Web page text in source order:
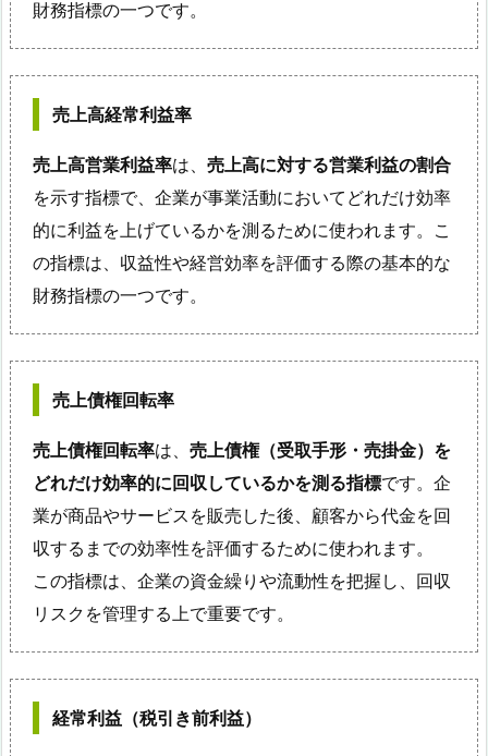
財務指標の一つです。
売上高経常利益率
売上高営業利益率は、 売上高に対する営業利益の割合
を示す指標で、企業が事業活動においてどれだけ効率
的に利益を上げているかを測るために使われます。こ
の指標は、収益性や経営効率を評価する際の基本的な
財務指標の一つです。
売上債権回転率
売上債権回転率は、 売上債権（受取手形・売掛金）を
どれだけ効率的に回収しているかを測る指標です。企
業が商品やサービスを販売した後、顧客から代金を回
収するまでの効率性を評価するために使われます。
この指標は、企業の資金繰りや流動性を把握し、回収
リスクを管理する上で重要です。
経常利益（税引き前利益）